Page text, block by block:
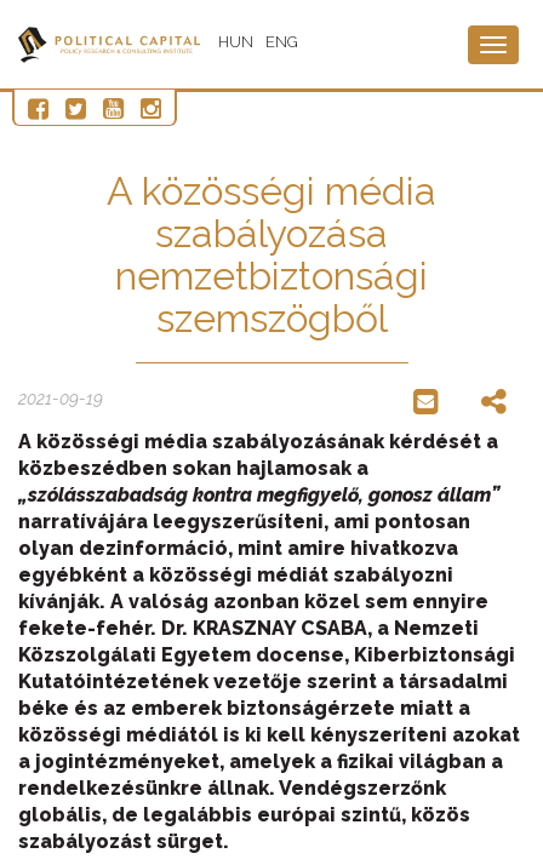
HUN ENG
A közösségi média
szabályozása
nemzetbiztonsági
szemszögből
2021-09-19
A közösségi média szabályozásának kérdését a
közbeszédben sokan hajlamosak a
„szólásszabadság kontra megfigyelő, gonosz állam”
narratívájára leegyszerűsíteni, ami pontosan
olyan dezinformáció, mint amire hivatkozva
egyébként a közösségi médiát szabályozni
kívánják. A valóság azonban közel sem ennyire
fekete-fehér. Dr. KRASZNAY CSABA, a Nemzeti
Közszolgálati Egyetem docense, Kiberbiztonsági
Kutatóintézetének vezetője szerint a társadalmi
béke és az emberek biztonságérzete miatt a
közösségi médiától is ki kell kényszeríteni azokat
a jogintézményeket, amelyek a fizikai világban a
rendelkezésünkre állnak. Vendégszerzőnk
globális, de legalábbis európai szintű, közös
szabályozást sürget.